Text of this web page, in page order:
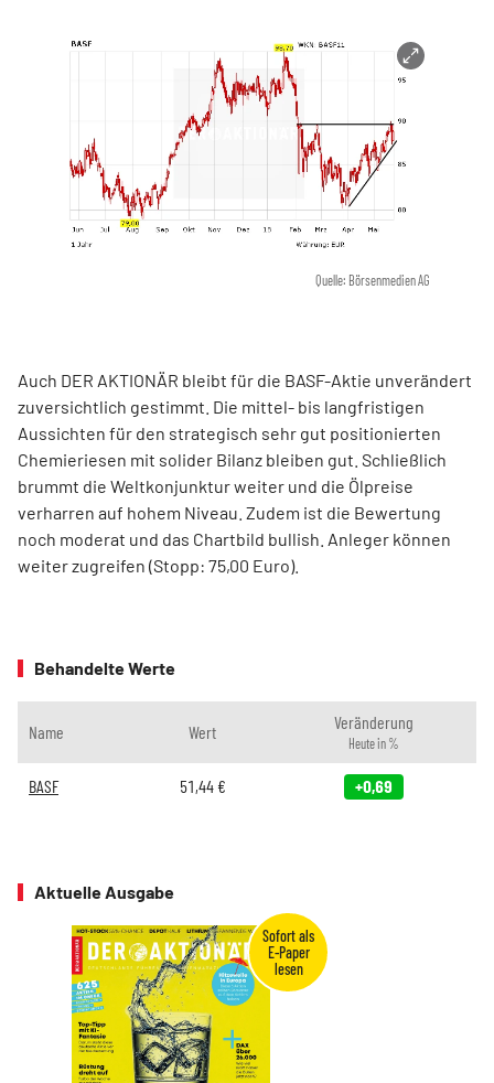
Quelle: Börsenmedien AG
Auch DER AKTIONÄR bleibt für die BASF-Aktie unverändert
zuversichtlich gestimmt. Die mittel- bis langfristigen
Aussichten für den strategisch sehr gut positionierten
Chemieriesen mit solider Bilanz bleiben gut. Schließlich
brummt die Weltkonjunktur weiter und die Ölpreise
verharren auf hohem Niveau. Zudem ist die Bewertung
noch moderat und das Chartbild bullish. Anleger können
weiter zugreifen (Stopp: 75,00 Euro).
Behandelte Werte
Name Wert Veränderung
Heute in %
BASF 51,44€ +0,69
Aktuelle Ausgabe